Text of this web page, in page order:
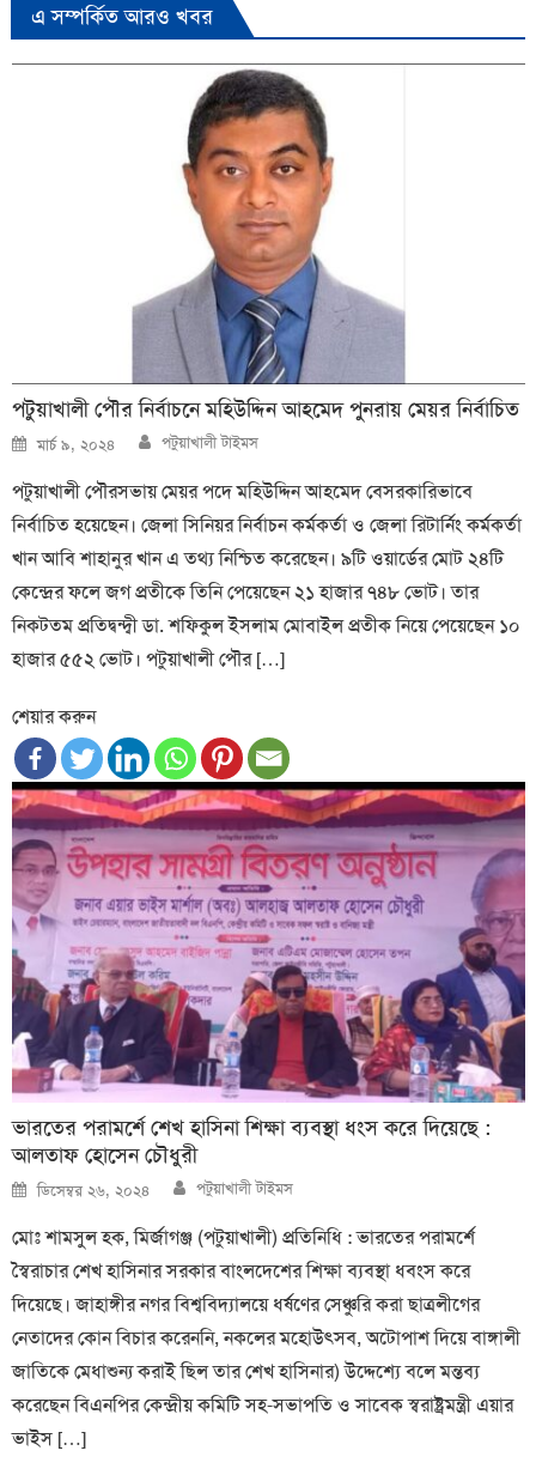
এ সম্পর্কিত আরও খবর
পটুয়াখালী পৌর নির্বাচনে মহিউদ্দিন আহমেদ পুনরায় মেয়র নির্বাচিত
Posted
on
মার্চ ৯, ২০২৪ Author
পটুয়াখালী টাইমস
পটুয়াখালী পৌরসভায় মেয়র পদে মহিউদ্দিন আহমেদ বেসরকারিভাবে
নির্বাচিত হয়েছেন। জেলা সিনিয়র নির্বাচন কর্মকর্তা ও জেলা রিটার্নিং কর্মকর্তা
খান আবি শাহানুর খান এ তথ্য নিশ্চিত করেছেন। ৯টি ওয়ার্ডের মোট ২৪টি
কেন্দ্রের ফলে জগ প্রতীকে তিনি পেয়েছেন ২১ হাজার ৭৪৮ ভোট। তার
নিকটতম প্রতিদ্বন্দ্বী ডা. শফিকুল ইসলাম মোবাইল প্রতীক নিয়ে পেয়েছেন ১০
হাজার ৫৫২ ভোট। পটুয়াখালী পৌর […]
শেয়ার করুন
ভারতের পরামর্শে শেখ হাসিনা শিক্ষা ব্যবস্থা ধংস করে দিয়েছে :
আলতাফ হোসেন চৌধুরী
Posted
on
ডিসেম্বর ২৬, ২০২৪ Author
পটুয়াখালী টাইমস
মোঃ শামসুল হক, মির্জাগঞ্জ (পটুয়াখালী) প্রতিনিধি : ভারতের পরামর্শে
স্বৈরাচার শেখ হাসিনার সরকার বাংলদেশের শিক্ষা ব্যবস্থা ধবংস করে
দিয়েছে। জাহাঙ্গীর নগর বিশ্ববিদ্যালয়ে ধর্ষণের সেঞ্চুরি করা ছাত্রলীগের
নেতাদের কোন বিচার করেননি, নকলের মহোউৎসব, অটোপাশ দিয়ে বাঙ্গালী
জাতিকে মেধাশুন্য করাই ছিল তার শেখ হাসিনার) উদ্দেশ্যে বলে মন্তব্য
করেছেন বিএনপির কেন্দ্রীয় কমিটি সহ-সভাপতি ও সাবেক স্বরাষ্ট্রমন্ত্রী এয়ার
ভাইস […]